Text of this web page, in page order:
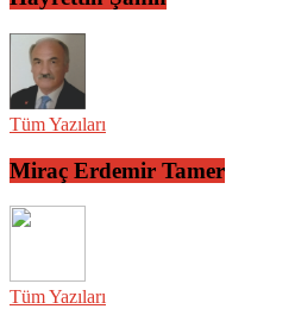
Tüm Yazıları
Miraç Erdemir Tamer
Tüm Yazıları